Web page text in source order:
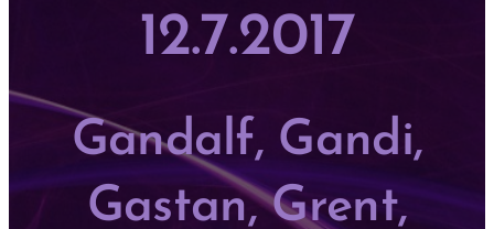
12.7.2017
Gandalf, Gandi,
Gastan, Grent,